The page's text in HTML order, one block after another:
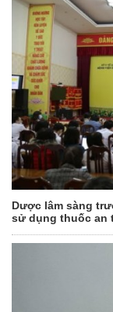
Dược lâm sàng
sử dụng thuốc an